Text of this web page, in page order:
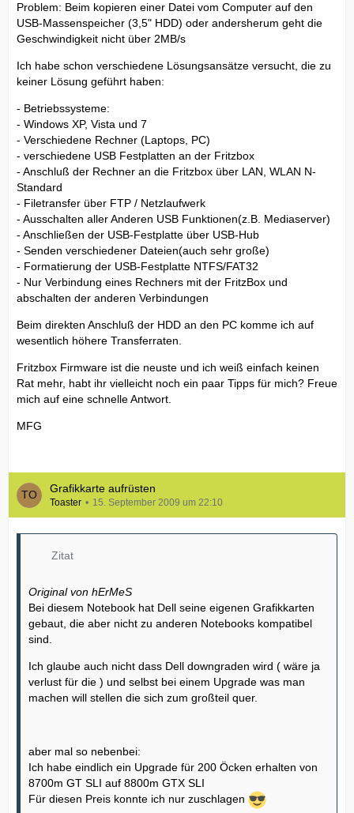
Problem: Beim kopieren einer Datei vom Computer auf den
USB-Massenspeicher (3,5" HDD) oder andersherum geht die
Geschwindigkeit nicht über 2MB/s
Ich habe schon verschiedene Lösungsansätze versucht, die zu
keiner Lösung geführt haben:
- Betriebssysteme:
- Windows XP, Vista und 7
- Verschiedene Rechner (Laptops, PC)
- verschiedene USB Festplatten an der Fritzbox
- Anschluß der Rechner an die Fritzbox über LAN, WLAN N-
Standard
- Filetransfer über FTP / Netzlaufwerk
- Ausschalten aller Anderen USB Funktionen(z.B. Mediaserver)
- Anschließen der USB-Festplatte über USB-Hub
- Senden verschiedener Dateien(auch sehr große)
- Formatierung der USB-Festplatte NTFS/FAT32
- Nur Verbindung eines Rechners mit der FritzBox und
abschalten der anderen Verbindungen
Beim direkten Anschluß der HDD an den PC komme ich auf
wesentlich höhere Transferraten.
Fritzbox Firmware ist die neuste und ich weiß einfach keinen
Rat mehr, habt ihr vielleicht noch ein paar Tipps für mich? Freue
mich auf eine schnelle Antwort.
MFG
Grafikkarte aufrüsten
Toaster 15. September 2009 um 22:10
Zitat
Original von hErMeS
Bei diesem Notebook hat Dell seine eigenen Grafikkarten
gebaut, die aber nicht zu anderen Notebooks kompatibel
sind.
Ich glaube auch nicht dass Dell downgraden wird ( wäre ja
verlust für die ) und selbst bei einem Upgrade was man
machen will stellen die sich zum großteil quer.
aber mal so nebenbei:
Ich habe eindlich ein Upgrade für 200 Öcken erhalten von
8700m GT SLI auf 8800m GTX SLI
Für diesen Preis konnte ich nur zuschlagen